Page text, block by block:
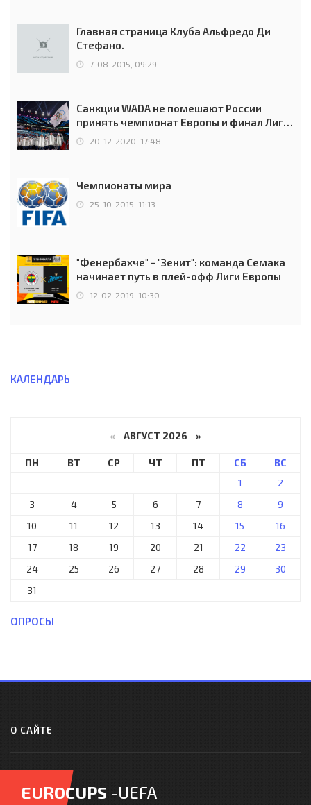
Главная страница Клуба Альфредо Ди
Стефано.
7-08-2015, 09:29
Санкции WADA не помешают России
принять чемпионат Европы и финал Лиги
чемпионов.
20-12-2020, 17:48
Чемпионаты мира
25-10-2015, 11:13
"Фенербахче" - "Зенит": команда Семака
начинает путь в плей-офф Лиги Европы
12-02-2019, 10:30
КАЛЕНДАРЬ
« АВГУСТ 2026 »
ПН ВТ СР ЧТ ПТ СБ
ВС
1
2
3
4 5 6 7 8
9
10
11 12 13 14 15
16
17
18 19 20 21 22
23
24
25 26 27 28 29
30
31
ОПРОСЫ
О САЙТЕ
EUROCUPS -UEFA